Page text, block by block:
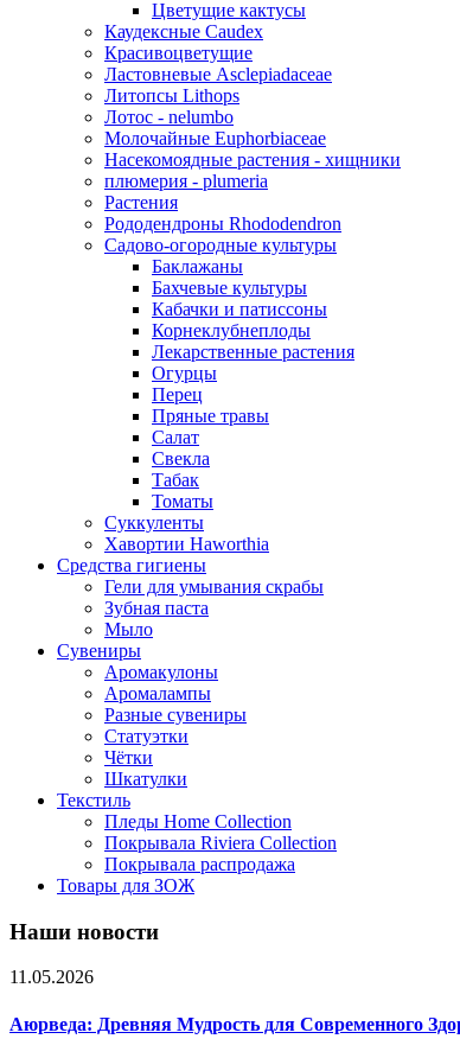
Цветущие кактусы
Каудексные Caudex
Красивоцветущие
Ластовневые Asclepiadaceae
Литопсы Lithops
Лотос - nelumbo
Молочайные Euphorbiaceae
Насекомоядные растения - хищники
плюмерия - plumeria
Растения
Рододендроны Rhododendron
Садово-огородные культуры
Баклажаны
Бахчевые культуры
Кабачки и патиссоны
Корнеклубнеплоды
Лекарственные растения
Огурцы
Перец
Пряные травы
Салат
Свекла
Табак
Томаты
Суккуленты
Хавортии Haworthia
Средства гигиены
Гели для умывания скрабы
Зубная паста
Мыло
Сувениры
Аромакулоны
Аромалампы
Разные сувениры
Статуэтки
Чётки
Шкатулки
Текстиль
Пледы Home Collection
Покрывала Riviera Collection
Покрывала распродажа
Товары для ЗОЖ
Наши новости
11.05.2026
Аюрведа: Древняя Мудрость для Современного